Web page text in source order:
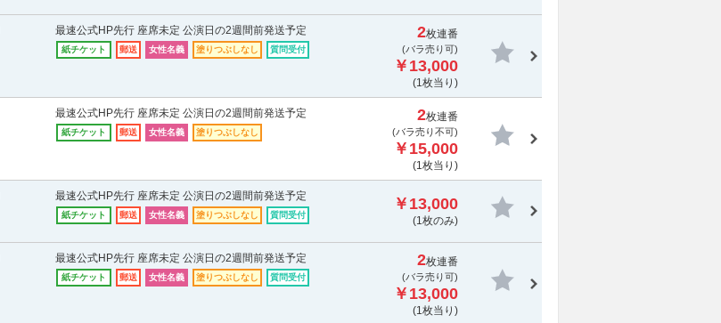
最速公式HP先行 座席未定 公演日の2週間前発送予定
紙チケット 郵送 女性名義 塗りつぶしなし 質問受付
2枚連番
(バラ売り可)
￥13,000
(1枚当り)
最速公式HP先行 座席未定 公演日の2週間前発送予定
紙チケット 郵送 女性名義 塗りつぶしなし
2枚連番
(バラ売り不可)
￥15,000
(1枚当り)
最速公式HP先行 座席未定 公演日の2週間前発送予定
紙チケット 郵送 女性名義 塗りつぶしなし 質問受付
￥13,000
(1枚のみ)
最速公式HP先行 座席未定 公演日の2週間前発送予定
紙チケット 郵送 女性名義 塗りつぶしなし 質問受付
2枚連番
(バラ売り可)
￥13,000
(1枚当り)